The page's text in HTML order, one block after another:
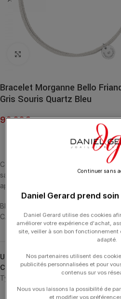
Click to enlarge
Bracelet Morganne Bello
Gris Souris Quartz Bleu
90.00€
Cette collection emblématique met
sans griffe, ni serti, au contact de la
apporte douceur et élégance
BRACELET CORDON GRIS SOURIS
CARATS) ARGENT 925
UGS :
1015X48A155
Catégories : Bracelets, Bracelets
Typologies
Daniel Gerard prend
Daniel Gerard utilise des cookies
améliorer votre expérience d'achat,
site, veiller à son bon fonctionnement
adapté.
Nos partenaires utilisent des
publicités personnalisées et pour
contenus sur vos
Nous vous laissons la possibilité de
et modifier vos
Continuer sans